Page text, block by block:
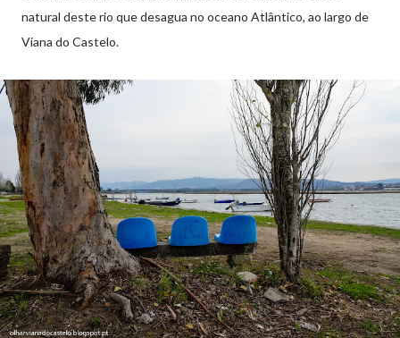
natural deste rio que desagua no oceano Atlântico, ao largo de
Viana do Castelo.